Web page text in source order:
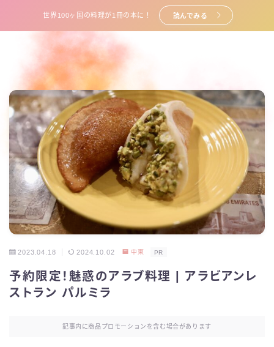
世界100ヶ国の料理が1冊の本に！ 読んでみる
2023.04.18 2024.10.02 中東 PR
予約限定！魅惑のアラブ料理 | アラビアンレ
ストラン パルミラ
記事内に商品プロモーションを含む場合があります